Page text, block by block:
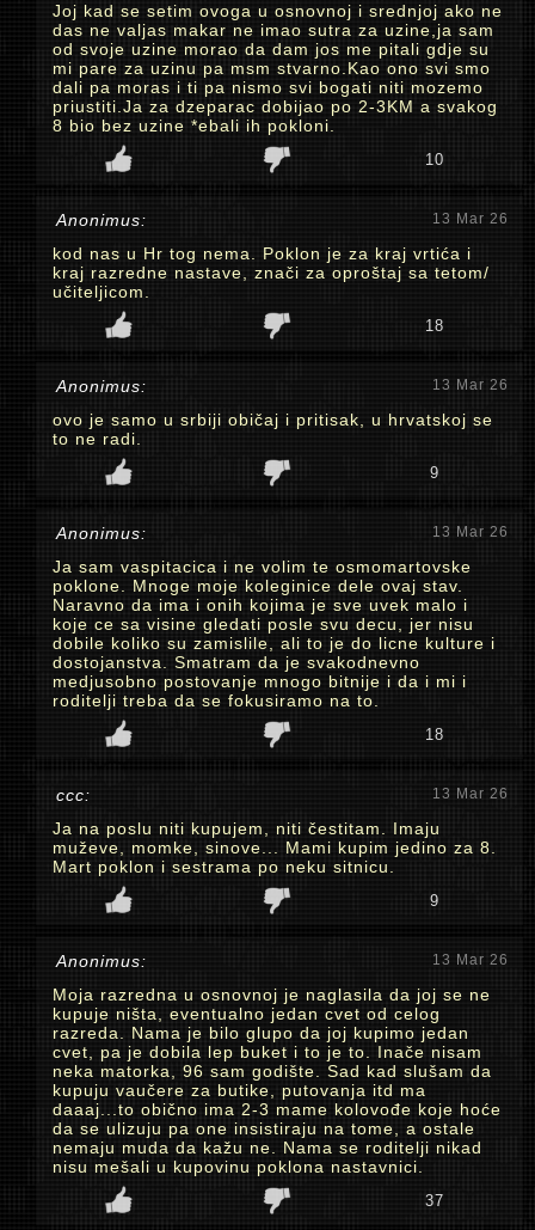
Joj kad se setim ovoga u osnovnoj i srednjoj ako ne
das ne valjas makar ne imao sutra za uzine,ja sam
od svoje uzine morao da dam jos me pitali gdje su
mi pare za uzinu pa msm stvarno.Kao ono svi smo
dali pa moras i ti pa nismo svi bogati niti mozemo
priustiti.Ja za dzeparac dobijao po 2-3KM a svakog
8 bio bez uzine *ebali ih pokloni.
10
Anonimus: 13 Mar 26
kod nas u Hr tog nema. Poklon je za kraj vrtića i
kraj razredne nastave, znači za oproštaj sa tetom/
učiteljicom.
18
Anonimus: 13 Mar 26
ovo je samo u srbiji običaj i pritisak, u hrvatskoj se
to ne radi.
9
Anonimus: 13 Mar 26
Ja sam vaspitacica i ne volim te osmomartovske
poklone. Mnoge moje koleginice dele ovaj stav.
Naravno da ima i onih kojima je sve uvek malo i
koje ce sa visine gledati posle svu decu, jer nisu
dobile koliko su zamislile, ali to je do licne kulture i
dostojanstva. Smatram da je svakodnevno
medjusobno postovanje mnogo bitnije i da i mi i
roditelji treba da se fokusiramo na to.
18
ccc: 13 Mar 26
Ja na poslu niti kupujem, niti čestitam. Imaju
muževe, momke, sinove... Mami kupim jedino za 8.
Mart poklon i sestrama po neku sitnicu.
9
Anonimus: 13 Mar 26
Moja razredna u osnovnoj je naglasila da joj se ne
kupuje ništa, eventualno jedan cvet od celog
razreda. Nama je bilo glupo da joj kupimo jedan
cvet, pa je dobila lep buket i to je to. Inače nisam
neka matorka, 96 sam godište. Sad kad slušam da
kupuju vaučere za butike, putovanja itd ma
daaaj...to obično ima 2-3 mame kolovođe koje hoće
da se ulizuju pa one insistiraju na tome, a ostale
nemaju muda da kažu ne. Nama se roditelji nikad
nisu mešali u kupovinu poklona nastavnici.
37